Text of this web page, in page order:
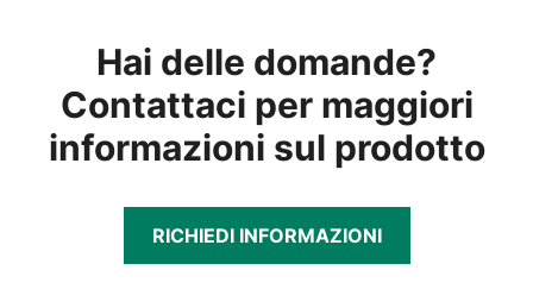
Hai delle domande?
Contattaci per maggiori
informazioni sul prodotto
RICHIEDI INFORMAZIONI